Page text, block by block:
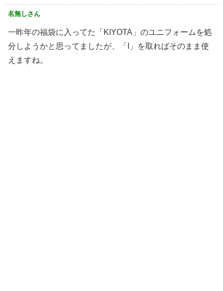
名無しさん
一昨年の福袋に入ってた「KIYOTA」のユニフォームを処
分しようかと思ってましたが、「I」を取ればそのまま使
えますね。